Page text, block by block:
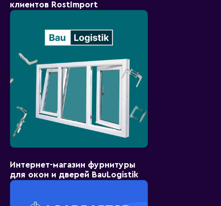
клиентов RostImport
Интернет-магазин фурнитуры
для окон и дверей BauLogistik